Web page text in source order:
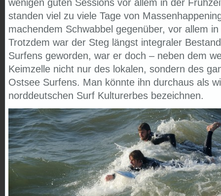
wenigen guten Sessions vor allem in der
standen viel zu viele Tage von
machendem Schwabbel gegenüber, vor allem
Trotzdem war der Steg längst integraler
Surfens geworden, war er doch – neben dem
Keimzelle nicht nur des lokalen, sondern des
Ostsee Surfens. Man könnte ihn durchaus als
norddeutschen Surf Kulturerbes bezeichnen.